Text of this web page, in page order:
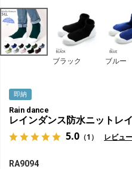
ブラック ブルー
即納
Rain dance
レインダンス防水ニットレ
5.0 （1） レビュ
RA9094